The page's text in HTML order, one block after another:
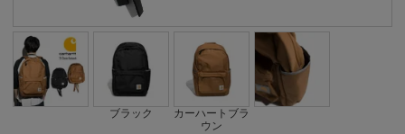
ブラック
カーハートブラ
ウン